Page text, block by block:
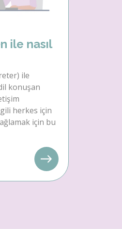
ile nasıl
ile
konuşan
herkes için
için bu